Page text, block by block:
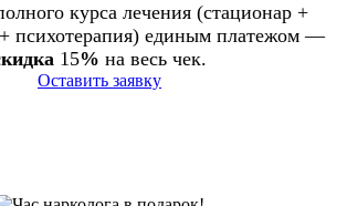
курса лечения (стационар +
психотерапия) единым платежом —
15% на весь чек.
Оставить заявку